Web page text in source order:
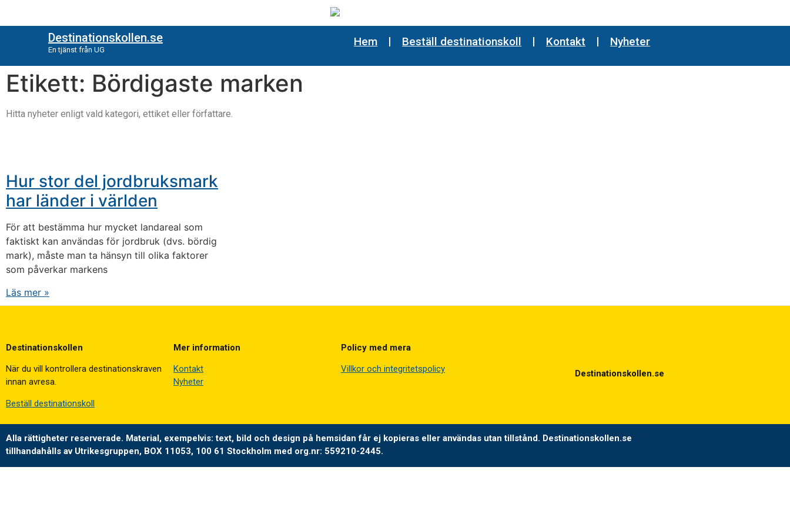
Destinationskollen.se
En tjänst från UG
Hem Beställ destinationskoll Kontakt Nyheter
Etikett: Bördigaste marken
Hitta nyheter enligt vald kategori, ettiket eller författare.
Hur stor del jordbruksmark
har länder i världen
För att bestämma hur mycket landareal som
faktiskt kan användas för jordbruk (dvs. bördig
mark), måste man ta hänsyn till olika faktorer
som påverkar markens
Läs mer »
Destinationskollen
När du vill kontrollera destinationskraven
innan avresa.
Beställ destinationskoll
Mer information
Kontakt
Nyheter
Policy med mera
Villkor och integritetspolicy Destinationskollen.se
Alla rättigheter reserverade. Material, exempelvis: text, bild och design på hemsidan får ej kopieras eller användas utan tillstånd. Destinationskollen.se
tillhandahålls av Utrikesgruppen, BOX 11053, 100 61 Stockholm med org.nr: 559210-2445.